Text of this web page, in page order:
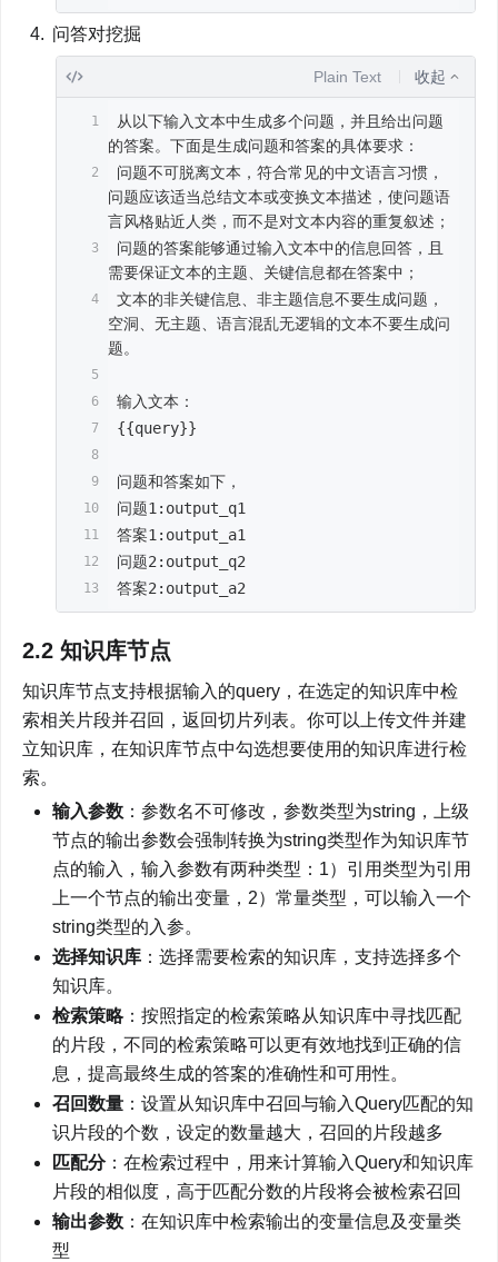
问答对挖掘
Plain Text 收起
从以下输入文本中生成多个问题，并且给出问题
的答案。下面是生成问题和答案的具体要求：
问题不可脱离文本，符合常见的中文语言习惯，
问题应该适当总结文本或变换文本描述，使问题语
言风格贴近人类，而不是对文本内容的重复叙述；
问题的答案能够通过输入文本中的信息回答，且
需要保证文本的主题、关键信息都在答案中；
文本的非关键信息、非主题信息不要生成问题，
空洞、无主题、语言混乱无逻辑的文本不要生成问
题。
输入文本：
{{query}}
问题和答案如下，
问题1:output_q1
答案1:output_a1
问题2:output_q2
答案2:output_a2
2.2 知识库节点
知识库节点支持根据输入的query，在选定的知识库中检
索相关片段并召回，返回切片列表。你可以上传文件并建
立知识库，在知识库节点中勾选想要使用的知识库进行检
索。
输入参数 ：参数名不可修改，参数类型为string，上级
节点的输出参数会强制转换为string类型作为知识库节
点的输入，输入参数有两种类型：1）引用类型为引用
上一个节点的输出变量，2）常量类型，可以输入一个
string类型的入参。
选择知识库 ：选择需要检索的知识库，支持选择多个
知识库。
检索策略：按照指定的检索策略从知识库中寻找匹配
的片段，不同的检索策略可以更有效地找到正确的信
息，提高最终生成的答案的准确性和可用性。
召回数量 ：设置从知识库中召回与输入Query匹配的知
识片段的个数，设定的数量越大，召回的片段越多
匹配分：在检索过程中，用来计算输入Query和知识库
片段的相似度，高于匹配分数的片段将会被检索召回
输出参数 ：在知识库中检索输出的变量信息及变量类
型